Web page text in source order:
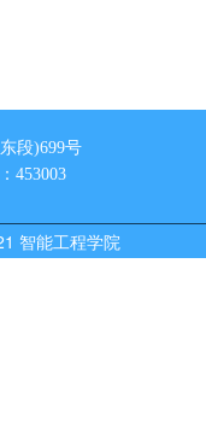
段)699号
453003
智能工程学院